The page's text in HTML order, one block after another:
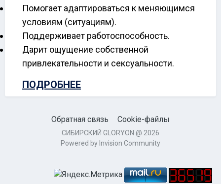
Помогает адаптироваться к меняющимся
условиям (ситуациям).
Поддерживает работоспособность.
Дарит ощущение собственной
привлекательности и сексуальности.
ПОДРОБНЕЕ
Обратная связь Cookie-файлы
СИБИРСКИЙ GLORYON @ 2026
Powered by Invision Community